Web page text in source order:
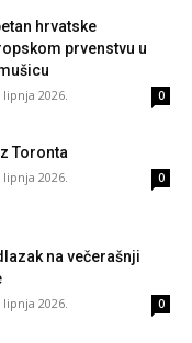
hrvatske
prvenstvu u
lipnja 2026. 0
Toronta
lipnja 2026. 0
na večerašnji
lipnja 2026. 0